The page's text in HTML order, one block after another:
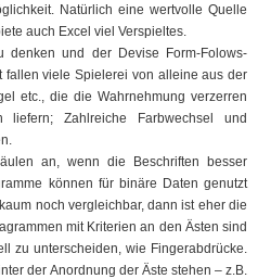
Natürlich eine wertvolle Quelle
auch Excel viel Verspieltes.
und der Devise Form-Folows-
fallen viele Spielerei von alleine aus der
etc., die die Wahrnehmung verzerren
liefern; Zahlreiche Farbwechsel und
an, wenn die Beschriften besser
können für binäre Daten genutzt
noch vergleichbar, dann ist eher die
mit Kriterien an den Ästen sind
zu unterscheiden, wie Fingerabdrücke.
der Anordnung der Äste stehen – z.B.